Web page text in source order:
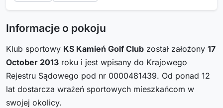
Informacje o pokoju
Klub sportowy KS Kamień Golf Club został założony 17
October 2013 roku i jest wpisany do Krajowego
Rejestru Sądowego pod nr 0000481439. Od ponad 12
lat dostarcza wrażeń sportowych mieszkańcom w
swojej okolicy.